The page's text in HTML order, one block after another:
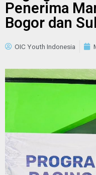
Penerima
Bogor dan
OIC Youth Indonesia